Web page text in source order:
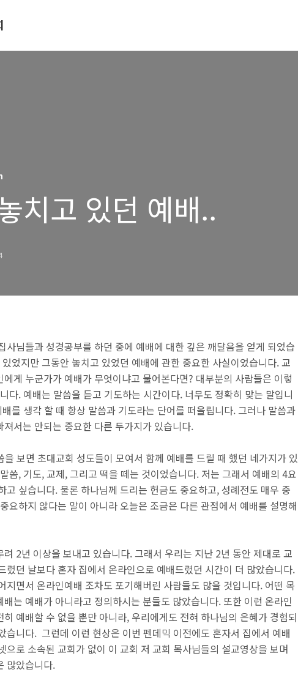
치고 있던 예배..
사님들과 성경공부를 하던 중에 예배에 대한 깊은 깨달음을 얻게 되었습
었지만 그동안 놓치고 있었던 예배에 관한 중요한 사실이었습니다. 교
게 누군가가 예배가 무엇이냐고 물어본다면? 대부분의 사람들은 이렇
다. 예배는 말씀을 듣고 기도하는 시간이다. 너무도 정확히 맞는 말입니
를 생각 할 때 항상 말씀과 기도라는 단어를 떠올립니다. 그러나 말씀과
서는 안되는 중요한 다른 두가지가 있습니다.
보면 초대교회 성도들이 모여서 함께 예배를 드릴 때 했던 네가지가 있
씀, 기도, 교제, 그리고 떡을 떼는 것이었습니다. 저는 그래서 예배의 4요
고 싶습니다. 물론 하나님께 드리는 헌금도 중요하고, 성례전도 매우 중
요하지 않다는 말이 아니라 오늘은 조금은 다른 관점에서 예배를 설명해
2년 이상을 보내고 있습니다. 그래서 우리는 지난 2년 동안 제대로 교
렸던 날보다 혼자 집에서 온라인으로 예배드렸던 시간이 더 많았습니다.
지면서 온라인예배 조차도 포기해버린 사람들도 많을 것입니다. 어떤 목
는 예배가 아니라고 정의하시는 분들도 많았습니다. 또한 이런 온라인
예배할 수 없을 뿐만 아니라, 우리에게도 전혀 하나님의 은혜가 경험되
습니다. 그런데 이런 현상은 이번 펜데믹 이전에도 혼자서 집에서 예배
으로 소속된 교회가 없이 이 교회 저 교회 목사님들의 설교영상을 보며
많았습니다.